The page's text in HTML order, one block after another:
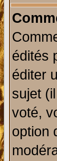
édités
éditer
sujet
voté,
option